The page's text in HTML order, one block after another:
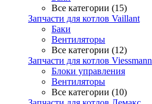
Все категории (15)
Запчасти для котлов Vaillant
Баки
Вентиляторы
Все категории (12)
Запчасти для котлов Viessmann
Блоки управления
Вентиляторы
Все категории (10)